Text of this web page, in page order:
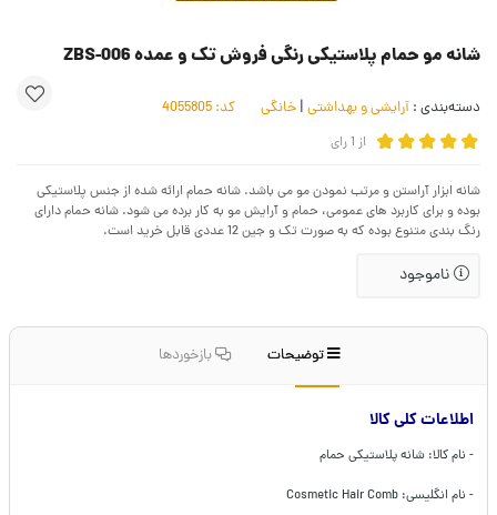
شانه مو حمام پلاستیکی رنگی فروش تک و عمده ZBS-006
دسته‌بندی : آرایشی و بهداشتی | خانگی کد:
از 1رای
شانه ابزار آراستن و مرتب نمودن مو می باشد. شانه حمام ارائه شده از جنس پلاستیکی
بوده و برای کاربرد های عمومی، حمام و آرایش مو به کار برده می شود. شانه حمام دارای
رنگ بندی متنوع بوده که به صورت تک و جین 12 عددی قابل خرید است.
ناموجود
توضیحات بازخوردها
اطلاعات کلی کالا
- نام کالا: شانه پلاستیکی حمام
- نام انگلیسی: Cosmetic Hair Comb